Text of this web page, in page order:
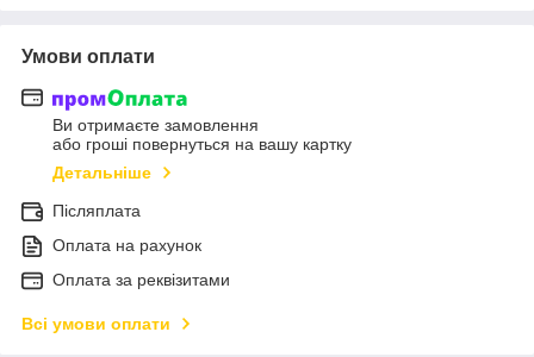
Умови оплати
Ви отримаєте замовлення
або гроші повернуться на вашу картку
Детальніше
Післяплата
Оплата на рахунок
Оплата за реквізитами
Всі умови оплати